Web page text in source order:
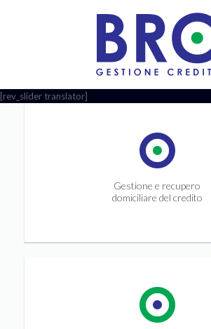
[rev_slider translator]
Gestione e recupero
domiciliare del credito